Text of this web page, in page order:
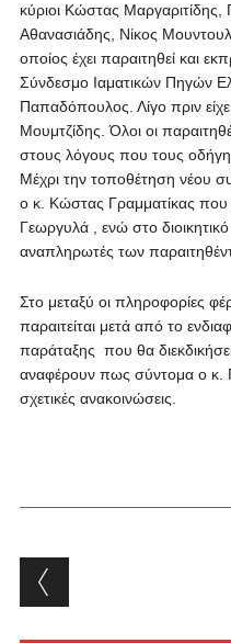
κύριοι Κώστας Μαργαριτίδης,
Αθανασιάδης, Νίκος
οποίος έχει παραιτηθεί και
Σύνδεσμο Ιαματικών Πηγών
Παπαδόπουλος. Λίγο πριν
Μουμτζίδης. Όλοι οι
στους λόγους που τους
Μέχρι την τοποθέτηση νέου
ο κ. Κώστας Γραμματίκας
Γεωργυλά , ενώ στο
αναπληρωτές των
Στο μεταξύ οι πληροφορίες
παραιτείται μετά από το
παράταξης που θα
αναφέρουν πως σύντομα ο κ.
σχετικές ανακοινώσεις.
Post